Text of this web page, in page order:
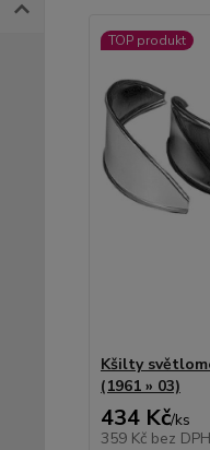
TOP produkt
Kšilty
(1961 » 03)
434 Kč/ks
359 Kč bez DPH